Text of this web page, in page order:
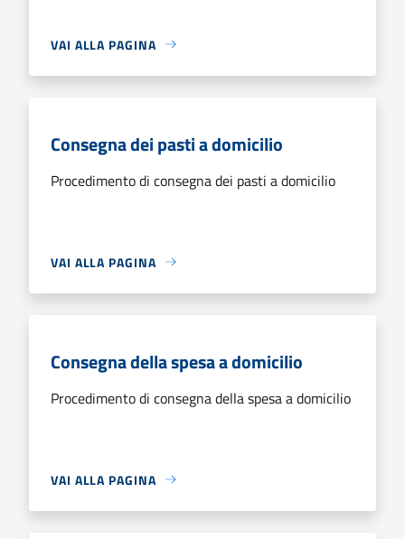
VAI ALLA PAGINA
Consegna dei pasti a domicilio
Procedimento di consegna dei pasti a domicilio
VAI ALLA PAGINA
Consegna della spesa a domicilio
Procedimento di consegna della spesa a domicilio
VAI ALLA PAGINA